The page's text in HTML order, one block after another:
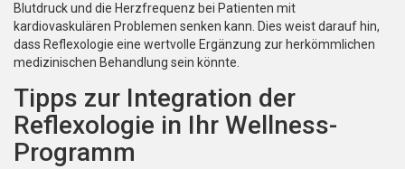
Blutdruck und die Herzfrequenz bei Patienten mit
kardiovaskulären Problemen senken kann. Dies weist darauf hin,
dass Reflexologie eine wertvolle Ergänzung zur herkömmlichen
medizinischen Behandlung sein könnte.
Tipps zur Integration der
Reflexologie in Ihr Wellness-
Programm